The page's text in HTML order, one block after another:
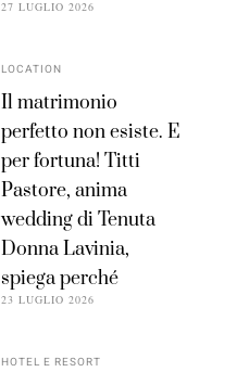
27 LUGLIO 2026
LOCATION
Il matrimonio
perfetto non esiste. E
per fortuna! Titti
Pastore, anima
wedding di Tenuta
Donna Lavinia,
spiega perché
23 LUGLIO 2026
HOTEL E RESORT